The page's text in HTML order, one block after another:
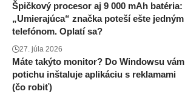
Špičkový procesor aj 9 000 mAh batéria:
„Umierajúca“ značka poteší ešte jedným
telefónom. Oplatí sa?
27. júla 2026
Máte takýto monitor? Do Windowsu vám
potichu inštaluje aplikáciu s reklamami
(čo robiť)